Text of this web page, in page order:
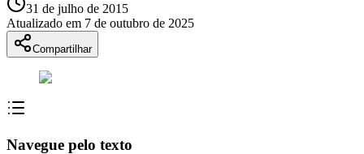
31 de julho de 2015
Atualizado em 7 de outubro de 2025
Compartilhar
Navegue pelo texto